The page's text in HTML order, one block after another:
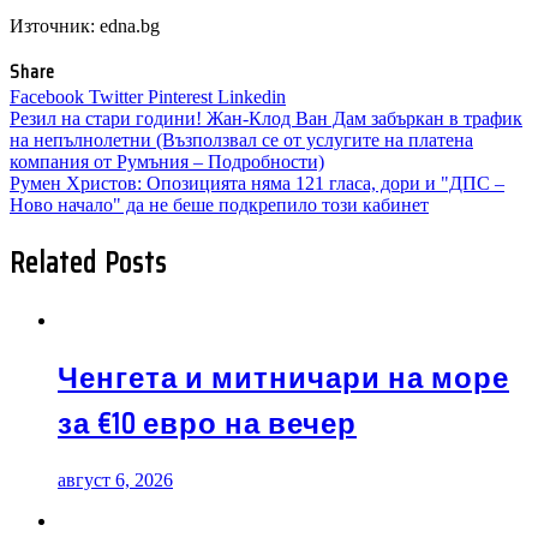
Източник: edna.bg
Share
Facebook TwitterPinterest Linkedin
Навигация
Резил на стари години! Жан-Клод Ван Дам забъркан в трафик
на непълнолетни (Възползвал се от услугите на платена
компания от Румъния – Подробности)
Румен Христов: Опозицията няма 121 гласа, дори и "ДПС –
Ново начало" да не беше подкрепило този кабинет
Related Posts
Ченгета и митничари на море
за €10 евро на вечер
август 6, 2026